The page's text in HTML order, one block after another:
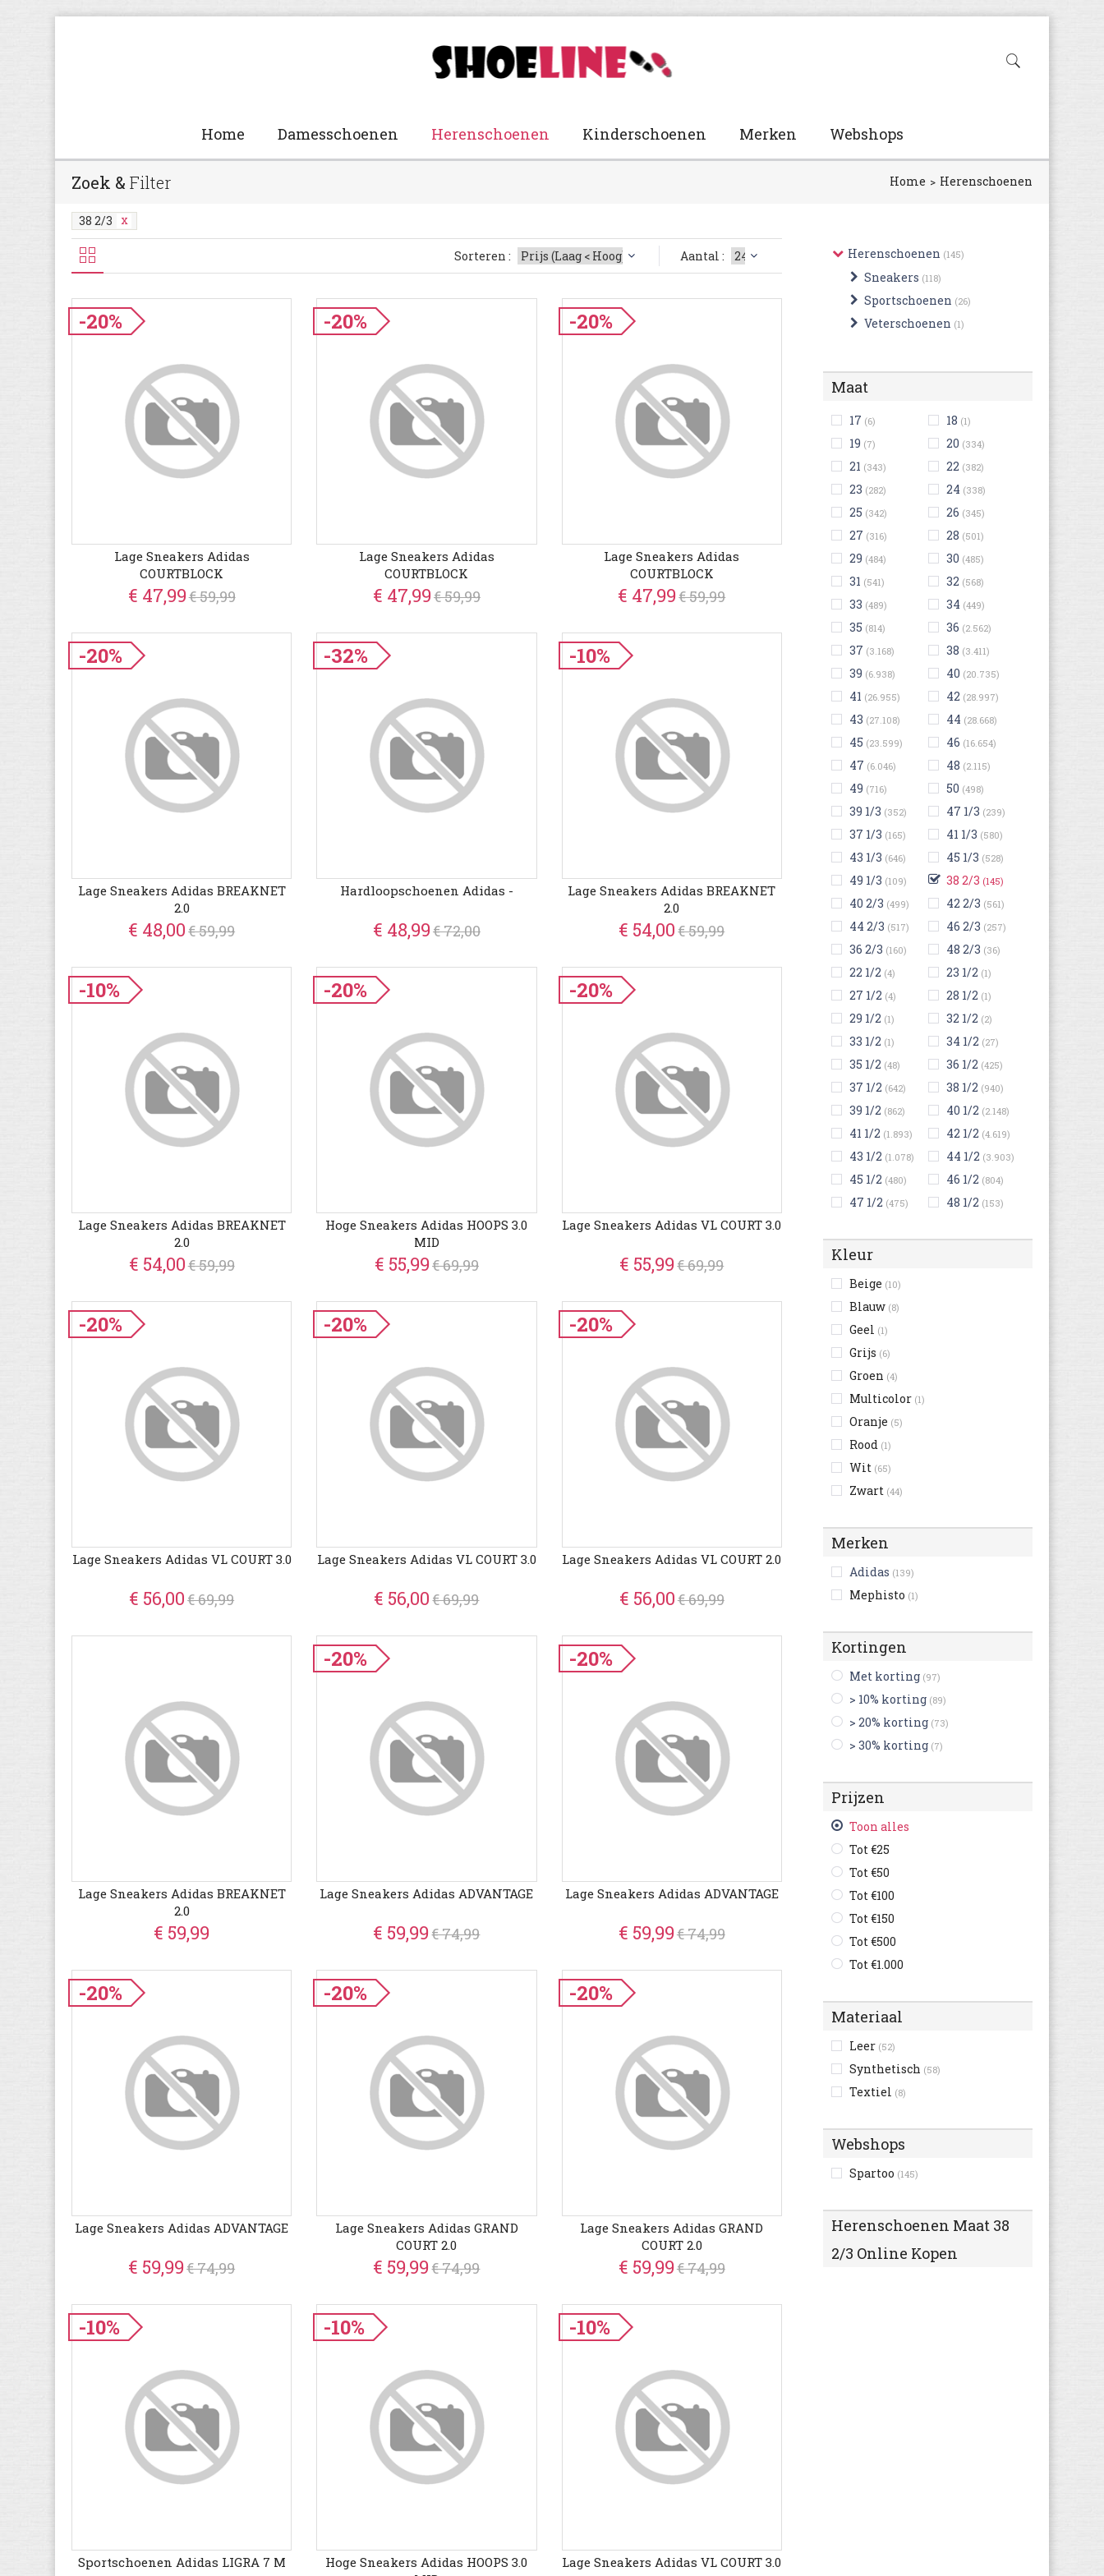
Home Damesschoenen Herenschoenen Kinderschoenen Merken Webshops
Zoek & Filter Home Herenschoenen
38 2/3
Herenschoenen (145)
Sneakers (118)
Sportschoenen (26)
Veterschoenen (1)
Maat
17 (6) 18 (1)
19 (7) 20 (334)
21 (343) 22 (382)
23 (282) 24 (338)
25 (342) 26 (345)
27 (316) 28 (501)
29 (484) 30 (485)
31 (541) 32 (568)
33 (489) 34 (449)
35 (814) 36 (2.562)
37 (3.168) 38 (3.411)
39 (6.938) 40 (20.735)
41 (26.955) 42 (28.997)
43 (27.108) 44 (28.668)
45 (23.599) 46 (16.654)
47 (6.046) 48 (2.115)
49 (716) 50 (498)
39 1/3 (352) 47 1/3 (239)
37 1/3 (165) 41 1/3 (580)
43 1/3 (646) 45 1/3 (528)
49 1/3 (109) 38 2/3 (145)
40 2/3 (499) 42 2/3 (561)
44 2/3 (517) 46 2/3 (257)
36 2/3 (160) 48 2/3 (36)
22 1/2 (4) 23 1/2 (1)
27 1/2 (4) 28 1/2 (1)
29 1/2 (1) 32 1/2 (2)
33 1/2 (1) 34 1/2 (27)
35 1/2 (48) 36 1/2 (425)
37 1/2 (642) 38 1/2 (940)
39 1/2 (862) 40 1/2 (2.148)
41 1/2 (1.893) 42 1/2 (4.619)
43 1/2 (1.078) 44 1/2 (3.903)
45 1/2 (480) 46 1/2 (804)
47 1/2 (475) 48 1/2 (153)
Kleur
Beige (10)
Blauw (8)
Geel (1)
Grijs (6)
Groen (4)
Multicolor (1)
Oranje (5)
Rood (1)
Wit (65)
Zwart (44)
Merken
Adidas (139)
Mephisto (1)
Kortingen
Met korting (97)
> 10% korting (89)
> 20% korting (73)
> 30% korting (7)
Prijzen
Toon alles
Tot €25
Tot €50
Tot €100
Tot €150
Tot €500
Tot €1.000
Materiaal
Leer (52)
Synthetisch (58)
Textiel (8)
Webshops
Spartoo (145)
Herenschoenen Maat 38
2/3 Online Kopen
Sorteren : Aantal :
-20%
Lage Sneakers Adidas
COURTBLOCK
€ 47,99€ 59,99
-20%
Lage Sneakers Adidas
COURTBLOCK
€ 47,99€ 59,99
-20%
Lage Sneakers Adidas
COURTBLOCK
€ 47,99€ 59,99
-20%
Lage Sneakers Adidas BREAKNET
2.0
€ 48,00€ 59,99
-32%
Hardloopschoenen Adidas -
€ 48,99€ 72,00
-10%
Lage Sneakers Adidas BREAKNET
2.0
€ 54,00€ 59,99
-10%
Lage Sneakers Adidas BREAKNET
2.0
€ 54,00€ 59,99
-20%
Hoge Sneakers Adidas HOOPS 3.0
MID
€ 55,99€ 69,99
-20%
Lage Sneakers Adidas VL COURT 3.0
€ 55,99€ 69,99
-20%
Lage Sneakers Adidas VL COURT 3.0
€ 56,00€ 69,99
-20%
Lage Sneakers Adidas VL COURT 3.0
€ 56,00€ 69,99
-20%
Lage Sneakers Adidas VL COURT 2.0
€ 56,00€ 69,99
Lage Sneakers Adidas BREAKNET
2.0
€ 59,99
-20%
Lage Sneakers Adidas ADVANTAGE
€ 59,99€ 74,99
-20%
Lage Sneakers Adidas ADVANTAGE
€ 59,99€ 74,99
-20%
Lage Sneakers Adidas ADVANTAGE
€ 59,99€ 74,99
-20%
Lage Sneakers Adidas GRAND
COURT 2.0
€ 59,99€ 74,99
-20%
Lage Sneakers Adidas GRAND
COURT 2.0
€ 59,99€ 74,99
-10%
Sportschoenen Adidas LIGRA 7 M
-10%
Hoge Sneakers Adidas HOOPS 3.0
-10%
Lage Sneakers Adidas VL COURT 3.0